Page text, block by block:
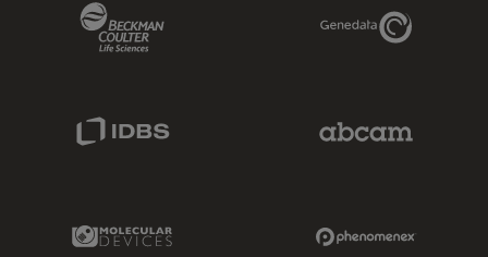
Genedata Link
IDBS Link
Molecular Devices Link